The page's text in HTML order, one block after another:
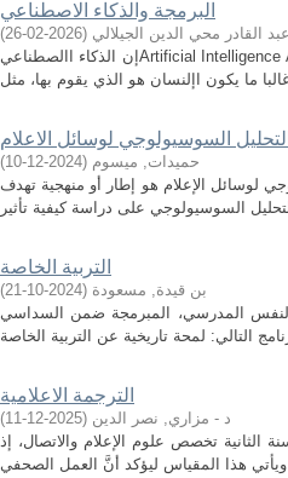
البرمجة والذكاء الاصطناعي
القادر محي الدين الجيلالي (
2026-02-26
)
إن الذكاء االصطناعيArtificial Intelligence AIع الحديثةهو أحد أهم الفرو لعلم الحاسوب، فهو يُعرّف باهتمامه بتصميم وتطوير
التحليل السوسيولوجي لوسائل الاعلام
حميدات, ميسوم (
2024-12-10
)
لوسائل الإعلام هو إطار أو منهجية تهدف
التربية الخاصة
بن قيدة, مسعودة (
2024-10-21
)
المدرسي، المبرمجة ضمن السداسي
الترجمة الاعلامية
د - مزاري, نصر الدين (
2025-12-11
)
الثانية تخصص علوم الإعلام والاتصال، إذ